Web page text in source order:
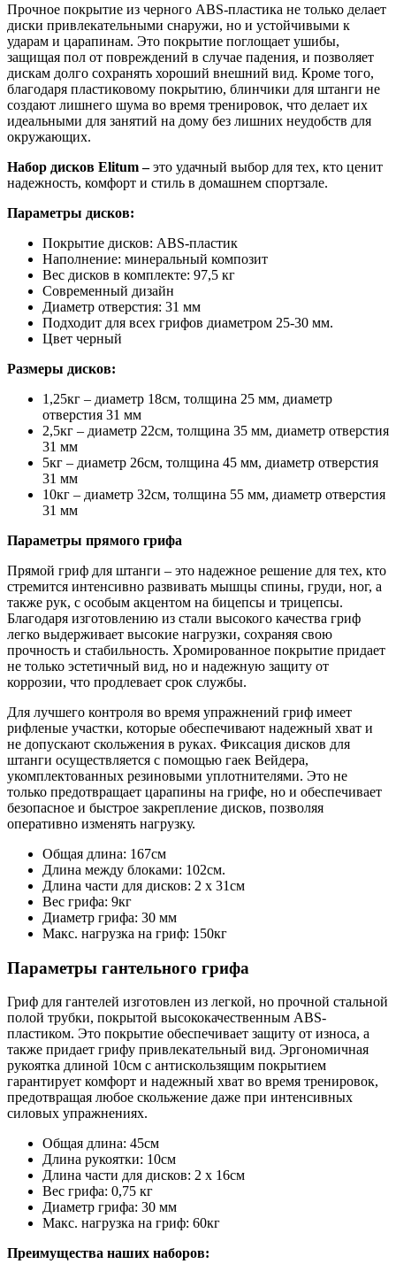
Прочное покрытие из черного ABS-пластика не только делает
диски привлекательными снаружи, но и устойчивыми к
ударам и царапинам. Это покрытие поглощает ушибы,
защищая пол от повреждений в случае падения, и позволяет
дискам долго сохранять хороший внешний вид. Кроме того,
благодаря пластиковому покрытию, блинчики для штанги не
создают лишнего шума во время тренировок, что делает их
идеальными для занятий на дому без лишних неудобств для
окружающих.
Набор дисков Elitum –это удачный выбор для тех, кто ценит
надежность, комфорт и стиль в домашнем спортзале.
Параметры дисков:
Покрытие дисков: ABS-пластик
Наполнение: минеральный композит
Вес дисков в комплекте: 97,5 кг
Современный дизайн
Диаметр отверстия: 31 мм
Подходит для всех грифов диаметром 25-30 мм.
Цвет черный
Размеры дисков:
1,25кг – диаметр 18см, толщина 25 мм, диаметр
отверстия 31 мм
2,5кг – диаметр 22см, толщина 35 мм, диаметр отверстия
31 мм
5кг – диаметр 26см, толщина 45 мм, диаметр отверстия
31 мм
10кг – диаметр 32см, толщина 55 мм, диаметр отверстия
31 мм
Параметры прямого грифа
Прямой гриф для штанги – это надежное решение для тех, кто
стремится интенсивно развивать мышцы спины, груди, ног, а
также рук, с особым акцентом на бицепсы и трицепсы.
Благодаря изготовлению из стали высокого качества гриф
легко выдерживает высокие нагрузки, сохраняя свою
прочность и стабильность. Хромированное покрытие придает
не только эстетичный вид, но и надежную защиту от
коррозии, что продлевает срок службы.
Для лучшего контроля во время упражнений гриф имеет
рифленые участки, которые обеспечивают надежный хват и
не допускают скольжения в руках. Фиксация дисков для
штанги осуществляется с помощью гаек Вейдера,
укомплектованных резиновыми уплотнителями. Это не
только предотвращает царапины на грифе, но и обеспечивает
безопасное и быстрое закрепление дисков, позволяя
оперативно изменять нагрузку.
Общая длина: 167см
Длина между блоками: 102см.
Длина части для дисков: 2 х 31см
Вес грифа: 9кг
Диаметр грифа: 30 мм
Макс. нагрузка на гриф: 150кг
Параметры гантельного грифа
Гриф для гантелей изготовлен из легкой, но прочной стальной
полой трубки, покрытой высококачественным ABS-
пластиком. Это покрытие обеспечивает защиту от износа, а
также придает грифу привлекательный вид. Эргономичная
рукоятка длиной 10см с антискользящим покрытием
гарантирует комфорт и надежный хват во время тренировок,
предотвращая любое скольжение даже при интенсивных
силовых упражнениях.
Общая длина: 45см
Длина рукоятки: 10см
Длина части для дисков: 2 х 16см
Вес грифа: 0,75 кг
Диаметр грифа: 30 мм
Макс. нагрузка на гриф: 60кг
Преимущества наших наборов: